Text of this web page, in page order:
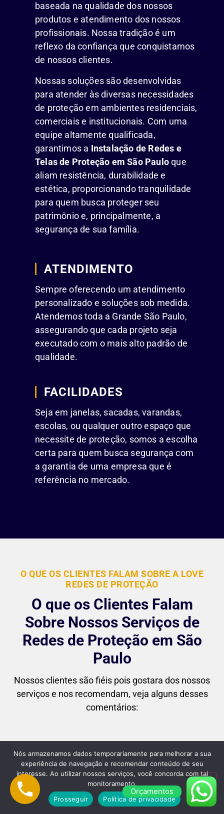
baseada na qualidade dos nossos
produtos e atendimento dos nossos
profissionais. Nossa tradição é um
reflexo da confiança que conquistamos
de nossos clientes.
Nossas soluções são desenvolvidas
para atender às diversas necessidades
de proteção em ambientes residenciais,
comerciais e institucionais. Com uma
equipe altamente qualificada,
garantimos a Instalação de Redes e
Telas de Proteção em São Pauloque
aliam resistência, durabilidade e
estética, proporcionando tranquilidade
para quem busca proteger seu
patrimônio e, principalmente, a
segurança de sua família.
ATENDIMENTO
Sempre oferecendo um atendimento
personalizado e soluções sob medida.
Atendemos toda a Grande São Paulo,
assegurando que cada projeto seja
executado com o mais alto padrão de
qualidade.
FACILIDADES
Seja em janelas, sacadas, varandas,
escolas, ou qualquer outro espaço que
necessite de proteção, somos a escolha
certa para quem busca segurança com
a garantia de uma empresa que é
referência no mercado.
O QUE OS CLIENTES FALAM SOBRE A LOVE
REDES DE PROTEÇÃO
O que os Clientes Falam
Sobre Nossos Serviços de
Redes de Proteção em São
Paulo
Nossos clientes são fiéis pois gostara dos nossos
serviços e nos recomendam, veja alguns desses
comentários:
"Superou minhas expectativas! Desde o
primeiro contato até a instalação final, o
atendimento foi impecável. As redes
ficaram perfeitas no meu apartamento, e
Orçamentos
Nós armazenamos dados temporariamente para melhorar a sua
experiência de navegação e recomendar conteúdo de seu
interesse. Ao utilizar nossos serviços, você concorda com tal
monitoramento.
Prosseguir
Política de privacidade